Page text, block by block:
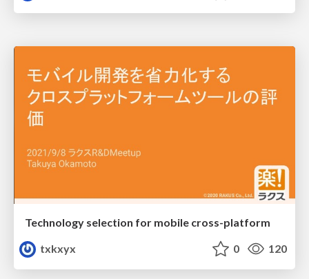
Technology selection for mobile cross-platform
txkxyx
0 120